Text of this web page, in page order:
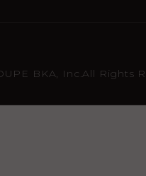
BKA, Inc.All Rights